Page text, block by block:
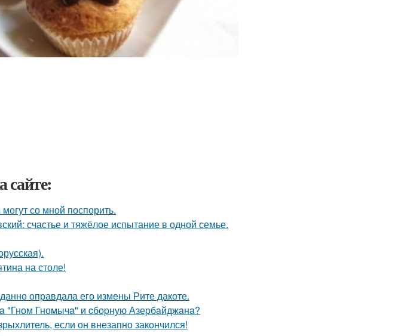
сайте:
со мной поспорить.
счастье и тяжёлое испытание в одной семье.
на столе!
оправдала его измены Рите дакоте.
"Гном Гномычa" и cбоpную Азеpбaйджaнa?
если он внезапно закончился!